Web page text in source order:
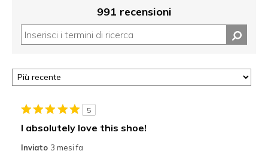
991 recensioni
5
I absolutely love this shoe!
Inviato 3 mesi fa